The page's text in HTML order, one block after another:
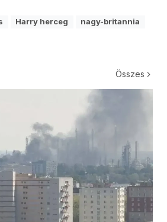
Harry herceg nagy-britannia
Összes